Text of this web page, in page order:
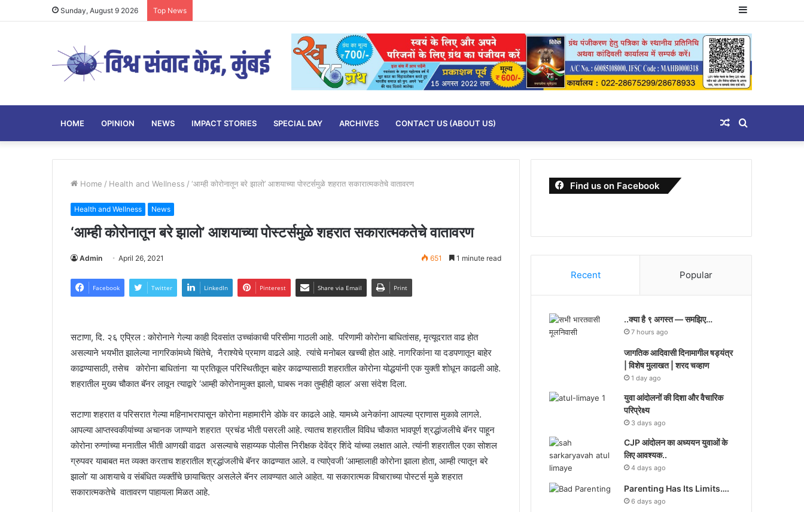
Sunday, August 9 2026 Top News Sidebar
HOME OPINION NEWS IMPACT STORIES SPECIAL DAY ARCHIVES CONTACT US (ABOUT US) Search
for
Random
Article
Home / Health and Wellness / ‘आम्ही कोरोनातून बरे झालो’ आशयाच्या पोस्टर्समुळे शहरात सकारात्मकतेचे वातावरण
Health and Wellness News
‘आम्ही कोरोनातून बरे झालो’ आशयाच्या पोस्टर्समुळे शहरात सकारात्मकतेचे वातावरण
Admin April 26, 2021 651 1 minute read
Facebook Twitter LinkedIn Pinterest Share via Email Print
सटाणा, दि. २६ एप्रिल : कोरोनाने गेल्या काही दिवसांत उच्चांकाची परिसीमा गाठली आहे. परिणामी कोरोना बाधितांसह, मृत्यूदरात वाढ होत
असल्याने भयभीत झालेल्या नागरिकांमध्ये चिंतेचे, नैराश्येचे प्रमाण वाढले आहे. त्यांचे मनोबल खच्ची होत आहे. नागरिकांना या दडपणातून बाहेर
काढण्यासाठी, तसेच कोरोना बाधितांना या प्रतिकूल परिस्थितीतून बाहेर काढण्यासाठी शहरातील कोरोना योद्धयांनी एक युक्ती शोधून काढली आहे.
शहरातील मुख्य चौकात बॅनर लावून त्याद्वारे ‘आम्ही कोरोनामुक्त झालो, घाबरू नका तुम्हीही व्हाल’ असा संदेश दिला.
सटाणा शहरात व परिसरात गेल्या महिनाभरापासून कोरोना महामारीने डोके वर काढले आहे. यामध्ये अनेकांना आपल्या प्राणास मुकावे लागले.
आपल्या आप्तस्वकीयांच्या अचानक जाण्याने शहरात प्रचंड भीती पसरली आहे. त्यातच शहरातील विविध चौकात भावपूर्ण श्रद्धांजलीचे बॅनर पाहून
कोरोना रुग्णांच्या मनातील भीती आणखी वाढत असल्याचे सहाय्यक पोलीस निरीक्षक देवेंद्र शिंदे यांच्या लक्षात आले. त्यांनी शहरातील एका सोशल
ग्रुपवर याबाबत मत व्यक्त करताच शहरातील श्रद्धांजलीचे बॅनर काढण्यात आले. व त्याऐवजी ‘आम्हालाही कोरोना झाला होता, आम्ही त्यातून बरे
झालो’ या आशयाचे व संबंधित व्यक्तींचे छायाचित्र असलेले बॅनर लावण्यात आले आहेत. या सकारात्मक विचाराच्या पोस्टर्स मुळे शहरात
सकारात्मकतेचे वातावरण पाहायला मिळत आहे.
Find us on Facebook
Recent Popular
..क्या है ९ अगस्त — समझिए…
7 hours ago
जागतिक आदिवासी दिनामागील षड्यंत्र
| विशेष मुलाखत | शरद चव्हाण
1 day ago
युवा आंदोलनों की दिशा और वैचारिक
परिप्रेक्ष्य
3 days ago
CJP आंदोलन का अध्ययन युवाओं के
लिए आवश्यक..
4 days ago
Parenting Has Its Limits….
6 days ago